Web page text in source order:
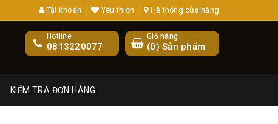
Tài khoản Yêu thích Hệ thống cửa hàng
Giỏ hàng
(0) Sản phẩm
Hotline
0813220077
KIỂM TRA ĐƠN HÀNG